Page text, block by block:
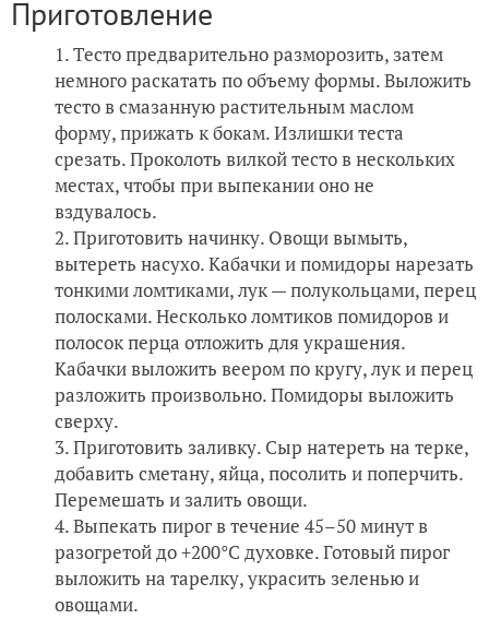
Приготовление
Тесто предварительно разморозить, затем
немного раскатать по объему формы. Выложить
тесто в смазанную растительным маслом
форму, прижать к бокам. Излишки теста
срезать. Проколоть вилкой тесто в нескольких
местах, чтобы при выпекании оно не
вздувалось.
Приготовить начинку. Овощи вымыть,
вытереть насухо. Кабачки и помидоры нарезать
тонкими ломтиками, лук — полукольцами, перец
полосками. Несколько ломтиков помидоров и
полосок перца отложить для украшения.
Кабачки выложить веером по кругу, лук и перец
разложить произвольно. Помидоры выложить
сверху.
Приготовить заливку. Сыр натереть на терке,
добавить сметану, яйца, посолить и поперчить.
Перемешать и залить овощи.
Выпекать пирог в течение 45–50 минут в
разогретой до +200°С духовке. Готовый пирог
выложить на тарелку, украсить зеленью и
овощами.